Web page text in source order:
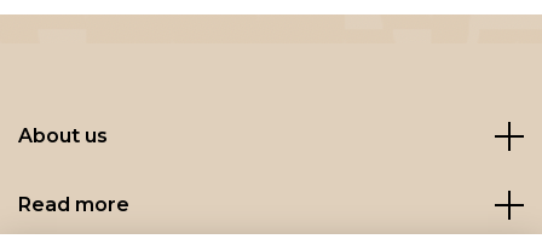
About us
Read more